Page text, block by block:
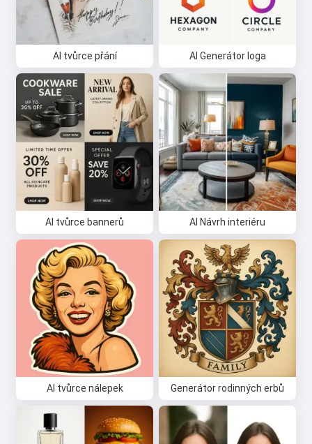
AI tvůrce přání AI Generátor loga
AI tvůrce bannerů AI Návrh interiéru
AI tvůrce nálepek Generátor rodinných erbů